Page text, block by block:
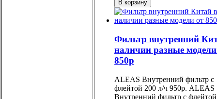
Фильтр внутренний
наличии разные
850р
ALEAS Внутренний фильтр с
флейтой 200 л/ч 950р. ALEAS
Внутренний фильтр с